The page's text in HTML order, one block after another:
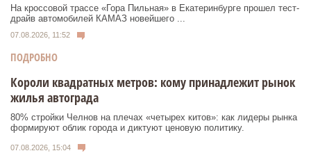
На кроссовой трассе «Гора Пильная» в Екатеринбурге прошел тест-
драйв автомобилей КАМАЗ новейшего ...
07.08.2026, 11:52
ПОДРОБНО
Короли квадратных метров: кому принадлежит рынок
жилья автограда
80% стройки Челнов на плечах «четырех китов»: как лидеры рынка
формируют облик города и диктуют ценовую политику.
07.08.2026, 15:04